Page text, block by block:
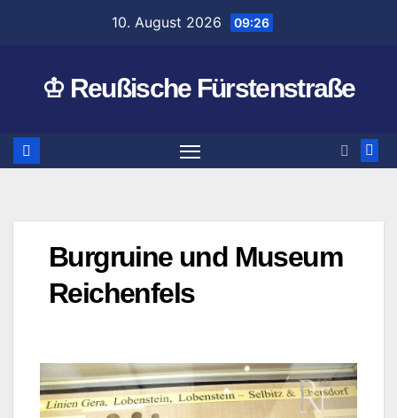
10. August 2026 09:26
♔ Reußische Fürstenstraße
Burgruine und Museum
Reichenfels